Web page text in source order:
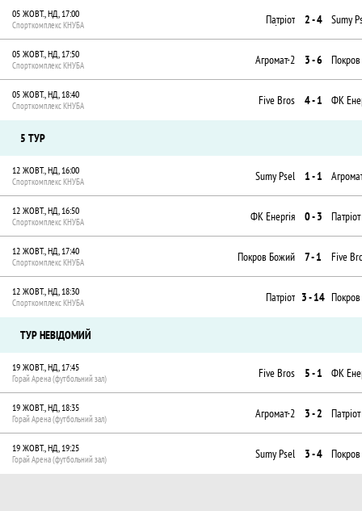
05 ЖОВТ., НД, 17:00
Спорткомплекс КНУБА Патріот 2 - 4 Sumy
05 ЖОВТ., НД, 17:50
Спорткомплекс КНУБА Агромат-2 3 - 6
05 ЖОВТ., НД, 18:40
Спорткомплекс КНУБА Five Bros 4 - 1 ФК
5 ТУР
12 ЖОВТ., НД, 16:00
Спорткомплекс КНУБА Sumy Psel 1 - 1
12 ЖОВТ., НД, 16:50
Спорткомплекс КНУБА ФК Енергія 0 - 3 Патріот
12 ЖОВТ., НД, 17:40
Спорткомплекс КНУБА Покров Божий 7 - 1 Five
12 ЖОВТ., НД, 18:30
Спорткомплекс КНУБА Патріот 3 - 14
ТУР НЕВІДОМИЙ
19 ЖОВТ., НД, 17:45
Горай Арена (футбольний зал) Five Bros 5 - 1 ФК
19 ЖОВТ., НД, 18:35
Горай Арена (футбольний зал) Агромат-2 3 - 2 Патріот
19 ЖОВТ., НД, 19:25
Горай Арена (футбольний зал) Sumy Psel 3 - 4